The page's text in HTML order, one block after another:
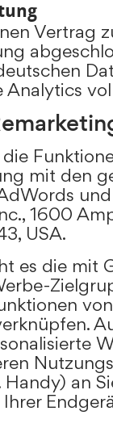
Vertrag
mit den
1600
USA.
es die mit
an